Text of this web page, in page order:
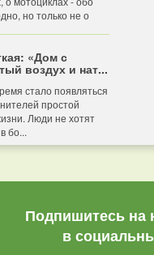
но только не о
«Дом с
воздух и нат...
стало появляться
простой
Люди не хотят
бо...
Подпишитесь на
в